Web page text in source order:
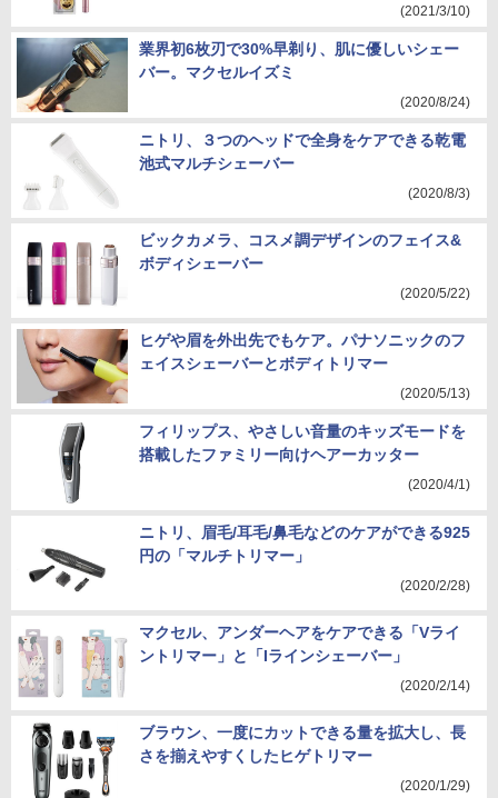
(2021/3/10)
業界初6枚刃で30%早剃り、肌に優しいシェー
バー。マクセルイズミ
(2020/8/24)
ニトリ、３つのヘッドで全身をケアできる乾電
池式マルチシェーバー
(2020/8/3)
ビックカメラ、コスメ調デザインのフェイス&
ボディシェーバー
(2020/5/22)
ヒゲや眉を外出先でもケア。パナソニックのフ
ェイスシェーバーとボディトリマー
(2020/5/13)
フィリップス、やさしい音量のキッズモードを
搭載したファミリー向けヘアーカッター
(2020/4/1)
ニトリ、眉毛/耳毛/鼻毛などのケアができる925
円の「マルチトリマー」
(2020/2/28)
マクセル、アンダーヘアをケアできる「Vライ
ントリマー」と「Iラインシェーバー」
(2020/2/14)
ブラウン、一度にカットできる量を拡大し、長
さを揃えやすくしたヒゲトリマー
(2020/1/29)